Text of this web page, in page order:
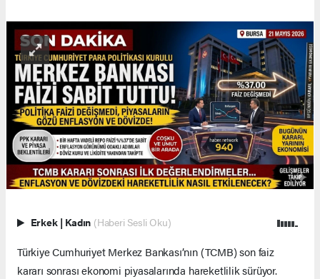
Erkek | Kadın (Haberi Sesli Oku)
Türkiye Cumhuriyet Merkez Bankası’nın (TCMB) son faiz
kararı sonrası ekonomi piyasalarında hareketlilik sürüyor.